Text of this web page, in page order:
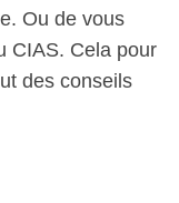
Ou de vous
CIAS. Cela pour
des conseils